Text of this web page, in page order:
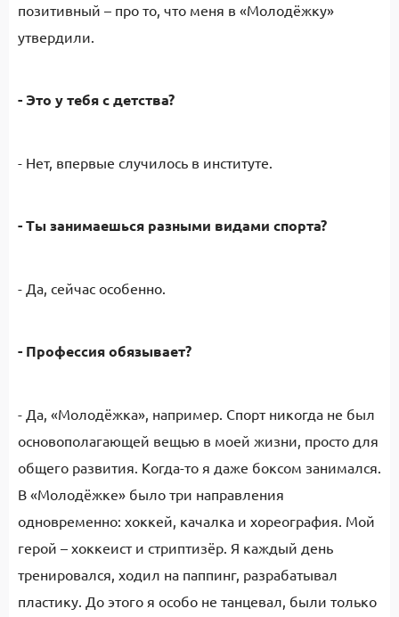
позитивный – про то, что меня в «Молодёжку»
утвердили.
- Это у тебя с детства?
- Нет, впервые случилось в институте.
- Ты занимаешься разными видами спорта?
- Да, сейчас особенно.
- Профессия обязывает?
- Да, «Молодёжка», например. Спорт никогда не был
основополагающей вещью в моей жизни, просто для
общего развития. Когда-то я даже боксом занимался.
В «Молодёжке» было три направления
одновременно: хоккей, качалка и хореография. Мой
герой – хоккеист и стриптизёр. Я каждый день
тренировался, ходил на паппинг, разрабатывал
пластику. До этого я особо не танцевал, были только